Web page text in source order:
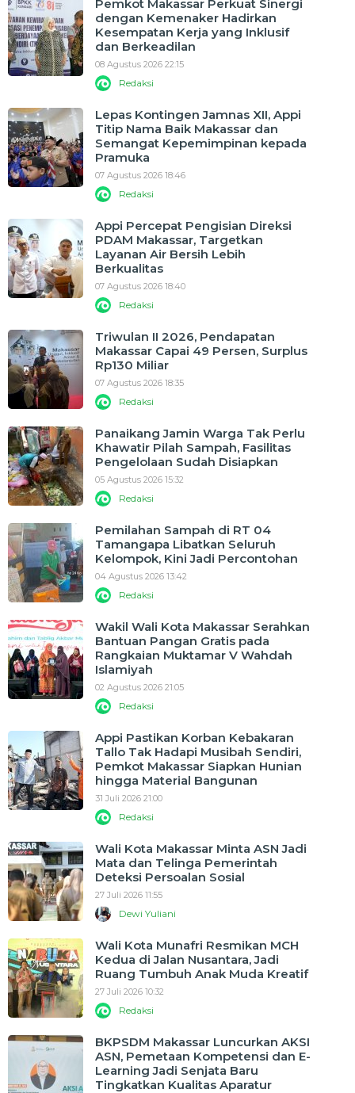
Pemkot Makassar Perkuat Sinergi
dengan Kemenaker Hadirkan
Kesempatan Kerja yang Inklusif
dan Berkeadilan
08 Agustus 2026 22:15
Redaksi
Lepas Kontingen Jamnas XII, Appi
Titip Nama Baik Makassar dan
Semangat Kepemimpinan kepada
Pramuka
07 Agustus 2026 18:46
Redaksi
Appi Percepat Pengisian Direksi
PDAM Makassar, Targetkan
Layanan Air Bersih Lebih
Berkualitas
07 Agustus 2026 18:40
Redaksi
Triwulan II 2026, Pendapatan
Makassar Capai 49 Persen, Surplus
Rp130 Miliar
07 Agustus 2026 18:35
Redaksi
Panaikang Jamin Warga Tak Perlu
Khawatir Pilah Sampah, Fasilitas
Pengelolaan Sudah Disiapkan
05 Agustus 2026 15:32
Redaksi
Pemilahan Sampah di RT 04
Tamangapa Libatkan Seluruh
Kelompok, Kini Jadi Percontohan
04 Agustus 2026 13:42
Redaksi
Wakil Wali Kota Makassar Serahkan
Bantuan Pangan Gratis pada
Rangkaian Muktamar V Wahdah
Islamiyah
02 Agustus 2026 21:05
Redaksi
Appi Pastikan Korban Kebakaran
Tallo Tak Hadapi Musibah Sendiri,
Pemkot Makassar Siapkan Hunian
hingga Material Bangunan
31 Juli 2026 21:00
Redaksi
Wali Kota Makassar Minta ASN Jadi
Mata dan Telinga Pemerintah
Deteksi Persoalan Sosial
27 Juli 2026 11:55
Dewi Yuliani
Wali Kota Munafri Resmikan MCH
Kedua di Jalan Nusantara, Jadi
Ruang Tumbuh Anak Muda Kreatif
27 Juli 2026 10:32
Redaksi
BKPSDM Makassar Luncurkan AKSI
ASN, Pemetaan Kompetensi dan E-
Learning Jadi Senjata Baru
Tingkatkan Kualitas Aparatur